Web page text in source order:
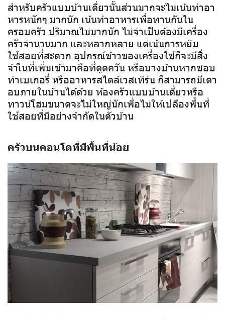
สำหรับครัวแบบบ้านเดี่ยวนั้นส่วนมากจะไม่เน้นทำอา
หารหนักๆ มากนัก เน้นทำอาหารเพื่อทานกันใน
ครอบครัว ปริมาณไม่มากนัก ไม่จำเป็นต้องมีเครื่อง
ครัวจำนวนมาก และหลากหลาย แต่เน้นการหยิบ
ใช้สอยที่สะดวก อุปกรณ์ข้าวของเครื่องใช้ก็จะมีสิ่ง
จำเ็นที่เพิ่มเข้ามาคือที่ดูดควัน หรือบางบ้านหากชอบ
ทำเบเกอรี่ หรืออาหารสไตล์เวสเทิร์น ก็สามารถมีเตา
อบภายในบ้านได้ด้วย ห้องครัวแบบบ้านเดี่ยวหรือ
ทาวน์โฮมขนาดจะไม่ใหญ่นักเพื่อไม่ให้เปลืองพื้นที่
ใช้สอยที่มีอย่างจำกัดในตัวบ้าน
ครัวบนคอนโดที่มีพื้นที่น้อย